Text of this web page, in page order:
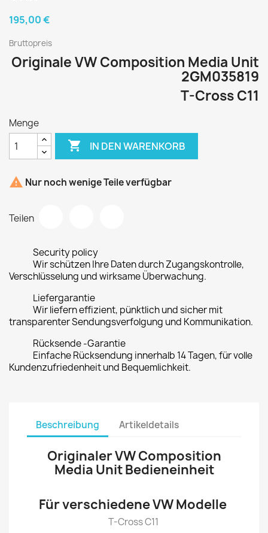
195,00 €
Bruttopreis
Originale VW Composition Media Unit
2GM035819
T-Cross C11
Menge
 IN DEN WARENKORB
 Nur noch wenige Teile verfügbar
Teilen
Security policy
Wir schützen Ihre Daten durch Zugangskontrolle,
Verschlüsselung und wirksame Überwachung.
Liefergarantie
Wir liefern effizient, pünktlich und sicher mit
transparenter Sendungsverfolgung und Kommunikation.
Rücksende -Garantie
Einfache Rücksendung innerhalb 14 Tagen, für volle
Kundenzufriedenheit und Bequemlichkeit.
Beschreibung Artikeldetails
Originaler VW Composition
Media Unit Bedieneinheit
Für verschiedene VW Modelle
T-Cross C11